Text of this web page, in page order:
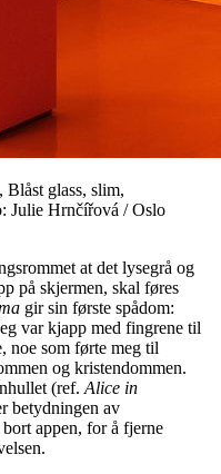
Blåst glass, slim,
Julie Hrnčířová / Oslo
at det lysegrå og
på skjermen, skal føres
gir sin første spådom:
var kjapp med fingrene til
noe som førte meg til
og kristendommen.
(ref. Alice in
betydningen av
appen, for å fjerne